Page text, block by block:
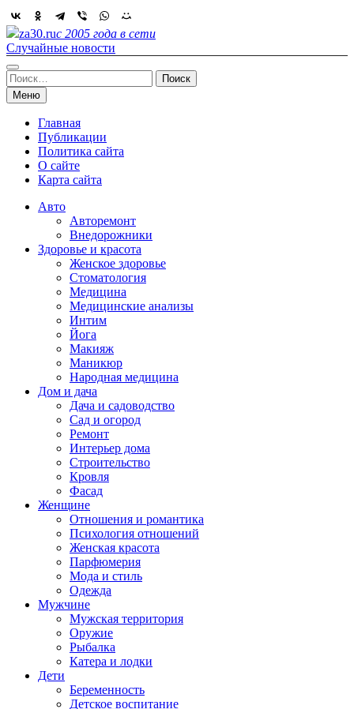
Skip
to
content
za30.ruс 2005 года в сети
Случайные новости
Найти:
Меню
Главная
Публикации
Политика сайта
О сайте
Карта сайта
Авто
Авторемонт
Внедорожники
Здоровье и красота
Женское здоровье
Стоматология
Медицина
Медицинские анализы
Интим
Йога
Макияж
Маникюр
Народная медицина
Дом и дача
Дача и садоводство
Сад и огород
Ремонт
Интерьер дома
Строительство
Кровля
Фасад
Женщине
Отношения и романтика
Психология отношений
Женская красота
Парфюмерия
Мода и стиль
Одежда
Мужчине
Мужская территория
Оружие
Рыбалка
Катера и лодки
Дети
Беременность
Детское воспитание